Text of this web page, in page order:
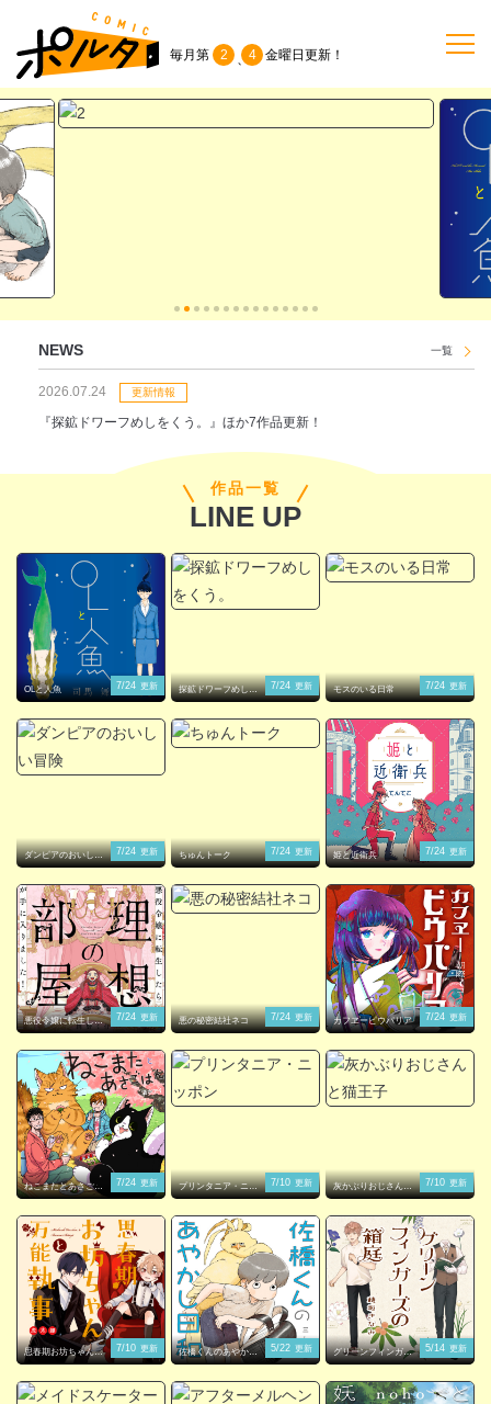
毎月第 2 4 金曜日 更新！
NEWS
お問い合わせ
NEWS
2026.07.24 更新情報
『探鉱ドワーフめしをくう。』ほか7作品更新！
一覧
作品一覧
LINE UP
OLと人魚 7/24 更新
探鉱ドワーフめしを
くう。
7/24 更新 モスのいる日常 7/24 更新
ダンピアのおいしい
冒険
7/24 更新 ちゅんトーク 7/24 更新 姫と近衛兵 7/24 更新
悪役令嬢に転生した
ら理想の部屋が手に
7/24 更新 悪の秘密結社ネコ 7/24 更新 カフヱーピウパリア 7/24 更新
ねこまたとあさごは
ん
7/24 更新
プリンタニア・ニッ
ポン
7/10 更新
灰かぶりおじさんと
猫王子
7/10 更新
思春期お坊ちゃんと
万能執事
7/10 更新
佐橋くんのあやかし
日和
5/22 更新
グリーンフィンガー
ズの箱庭
5/14 更新